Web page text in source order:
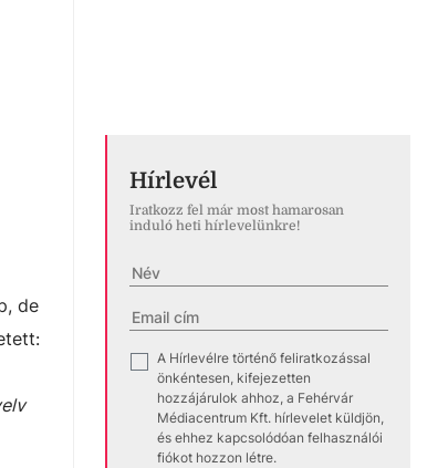
de
Hírlevél
Iratkozz fel már most hamarosan
induló heti hírlevelünkre!
A Hírlevélre történő feliratkozással
önkéntesen, kifejezetten
hozzájárulok ahhoz, a Fehérvár
Médiacentrum Kft. hírlevelet küldjön,
és ehhez kapcsolódóan felhasználói
fiókot hozzon létre.